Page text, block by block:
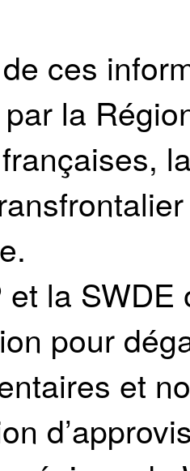
ces
la
et la
pour
et